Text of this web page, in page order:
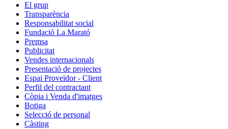
El grup
Transparència
Responsabilitat social
Fundació La Marató
Premsa
Publicitat
Vendes internacionals
Presentació de projectes
Espai Proveïdor - Client
Perfil del contractant
Còpia i Venda d'imatges
Botiga
Selecció de personal
Càsting